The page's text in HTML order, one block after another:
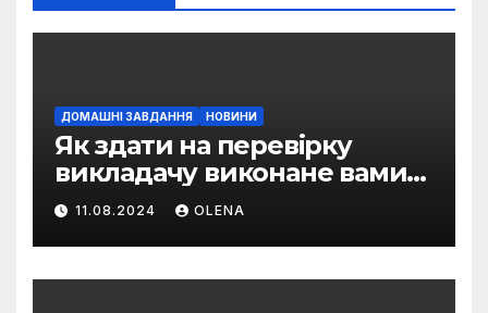
ДОМАШНІ ЗАВДАННЯ НОВИНИ
Як здати на перевірку
викладачу виконане вами
домашнє завдання
11.08.2024 OLENA